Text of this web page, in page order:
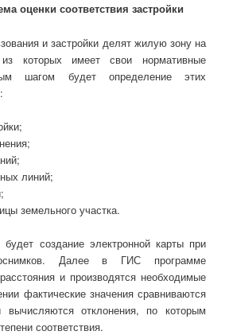
оценки соответствия застройки
и застройки делят жилую зону на
которых имеет свои нормативные
шагом будет определение этих
линий;
земельного участка.
создание электронной карты при
Далее в ГИС программе
и производятся необходимые
фактические значения сравниваются
отклонения, по которым
соответствия.